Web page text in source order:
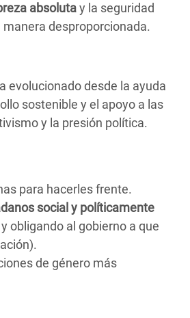
absolutay la seguridad
desproporcionada.
evolucionado desde la ayuda
sostenible y el apoyo a las
y la presión política.
para hacerles frente.
social y políticamente
obligando al gobierno a que
de género más